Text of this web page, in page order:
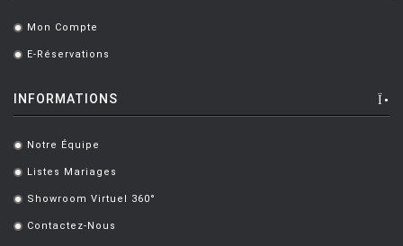
HAY
HOUE
JIELDÉ
KARTELL
. Mon Compte
. E-Réservations
INFORMATIONS
. Notre Équipe
. Listes Mariages
. Showroom Virtuel 360°
. Contactez-Nous